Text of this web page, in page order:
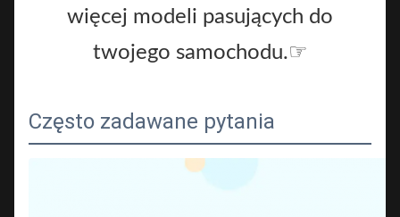
więcej modeli pasujących do
twojego samochodu.☞
Często zadawane pytania